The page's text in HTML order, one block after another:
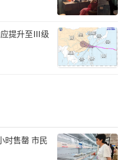
提升至Ⅲ级
时售罄 市民